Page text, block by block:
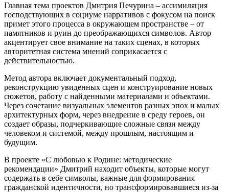
Главная тема проектов Дмитрия Печурина – ассимиляция
господствующих в социуме нарративов с фокусом на поиск
примет этого процесса в окружающем пространстве – от
памятников и руин до преображающихся символов. Автор
акцентирует свое внимание на таких сценах, в которых
авторитетная система мнений соприкасается с
действительностью.
Метод автора включает документальный подход,
реконструкцию увиденных сцен и конструирование новых
сюжетов, работу с найденными материалами и объектами.
Через сочетание визуальных элементов разных эпох и малых
архитектурных форм, через внедрение в среду героев, он
создает образы, подчеркивающие сложные связи между
человеком и системой, между прошлым, настоящим и
будущим.
В проекте «С любовью к Родине: методические
рекомендации» Дмитрий находит объекты, которые могут
содержать в себе символы, важные для формирования
гражданской идентичности, но трансформировавшиеся из-за